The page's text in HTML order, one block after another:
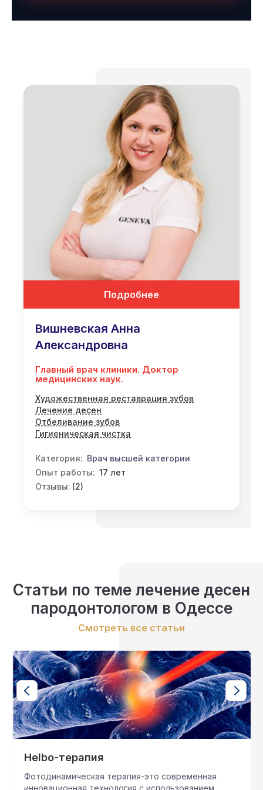
Подробнее
Вишневская Анна
Александровна
Главный врач клиники. Доктор
медицинских наук.
Художественная реставрация зубов
Лечение десен
Отбеливание зубов
Гигиеническая чистка
Категория: Врач высшей категории
Опыт работы: 17 лет
Отзывы: (2)
Статьи по теме лечение десен
пародонтологом в Одессе
Смотреть все статьи
Helbo-терапия
Фотодинамическая терапия-это современная